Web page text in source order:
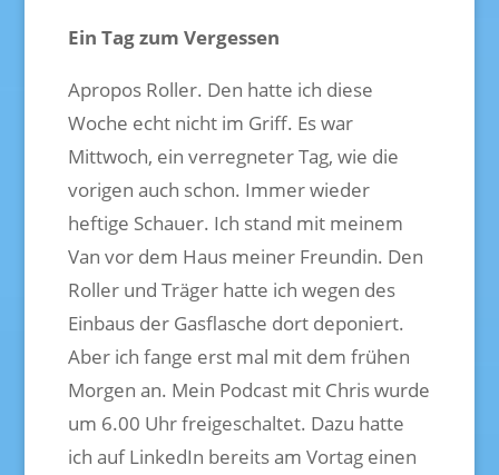
Ein Tag zum Vergessen
Apropos Roller. Den hatte ich diese
Woche echt nicht im Griff. Es war
Mittwoch, ein verregneter Tag, wie die
vorigen auch schon. Immer wieder
heftige Schauer. Ich stand mit meinem
Van vor dem Haus meiner Freundin. Den
Roller und Träger hatte ich wegen des
Einbaus der Gasflasche dort deponiert.
Aber ich fange erst mal mit dem frühen
Morgen an. Mein Podcast mit Chris wurde
um 6.00 Uhr freigeschaltet. Dazu hatte
ich auf LinkedIn bereits am Vortag einen